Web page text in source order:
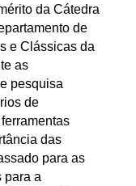
da Cátedra
de
e Clássicas da
as
pesquisa
de
das
para as
para a